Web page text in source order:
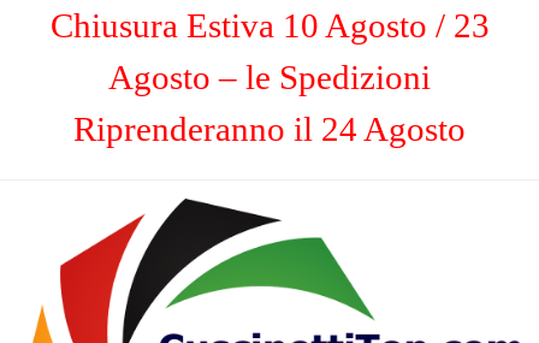
Chiusura Estiva 10 Agosto / 23
Agosto – le Spedizioni
Riprenderanno il 24 Agosto